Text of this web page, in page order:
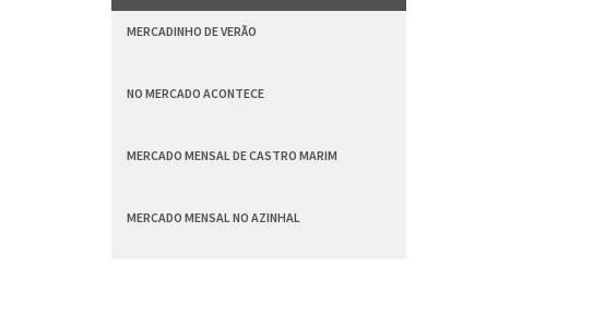
MERCADINHO DE VERÃO
NO MERCADO ACONTECE
MERCADO MENSAL DE CASTRO MARIM
MERCADO MENSAL NO AZINHAL